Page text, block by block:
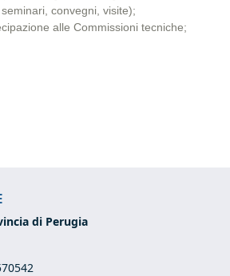
convegni, visite);
alle Commissioni tecniche;
di Perugia